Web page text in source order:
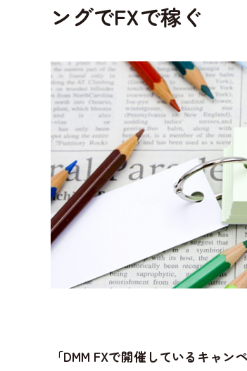
ングでFXで稼ぐ
「DMM FXで開催しているキャン